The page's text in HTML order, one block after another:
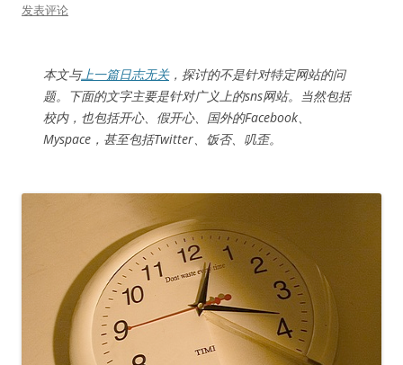
发表评论
本文与上一篇日志无关，探讨的不是针对特定网站的问
题。下面的文字主要是针对广义上的sns网站。当然包括
校内，也包括开心、假开心、国外的Facebook、
Myspace，甚至包括Twitter、饭否、叽歪。